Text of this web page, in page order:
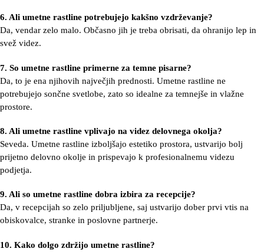
6. Ali umetne rastline potrebujejo kakšno vzdrževanje?
Da, vendar zelo malo. Občasno jih je treba obrisati, da ohranijo lep in
svež videz.
7. So umetne rastline primerne za temne pisarne?
Da, to je ena njihovih največjih prednosti. Umetne rastline ne
potrebujejo sončne svetlobe, zato so idealne za temnejše in vlažne
prostore.
8. Ali umetne rastline vplivajo na videz delovnega okolja?
Seveda. Umetne rastline izboljšajo estetiko prostora, ustvarijo bolj
prijetno delovno okolje in prispevajo k profesionalnemu videzu
podjetja.
9. Ali so umetne rastline dobra izbira za recepcije?
Da, v recepcijah so zelo priljubljene, saj ustvarijo dober prvi vtis na
obiskovalce, stranke in poslovne partnerje.
10. Kako dolgo zdržijo umetne rastline?